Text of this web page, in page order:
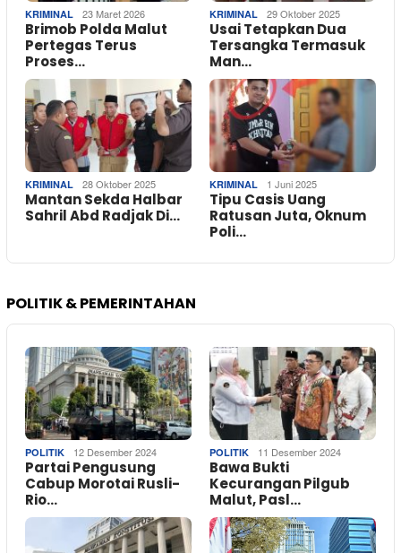
KRIMINAL 23 Maret 2026
Brimob Polda Malut
Pertegas Terus
Proses…
KRIMINAL 29 Oktober 2025
Usai Tetapkan Dua
Tersangka Termasuk
Man…
KRIMINAL 28 Oktober 2025
Mantan Sekda Halbar
Sahril Abd Radjak Di…
KRIMINAL 1 Juni 2025
Tipu Casis Uang
Ratusan Juta, Oknum
Poli…
POLITIK & PEMERINTAHAN
POLITIK 12 Desember 2024
Partai Pengusung
Cabup Morotai Rusli-
Rio…
POLITIK 11 Desember 2024
Bawa Bukti
Kecurangan Pilgub
Malut, Pasl…